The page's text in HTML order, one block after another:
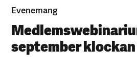
Evenemang
september klockan